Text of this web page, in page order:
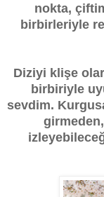
nokta,
birbirleriyle
Diziyi klişe
birbiriyle
sevdim.